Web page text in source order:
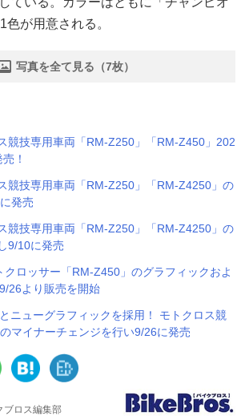
が用意される。
写真を全て見る（7枚）
競技専用車両「RM-Z250」「RM-Z450」202
！
競技専用車両「RM-Z250」「RM-Z4250」の
発売
競技専用車両「RM-Z250」「RM-Z4250」の
9/10に発売
クロッサー「RM-Z450」のグラフィックおよ
26より販売を開始
ニューグラフィックを採用！ モトクロス競
マイナーチェンジを行い9/26に発売
ブロス編集部